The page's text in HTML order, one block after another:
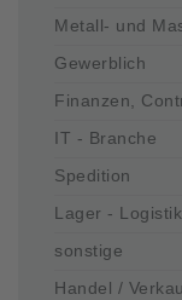
Metall- und
Gewerblich
Finanzen,
IT - Branche
Spedition
Lager -
sonstige
Handel /